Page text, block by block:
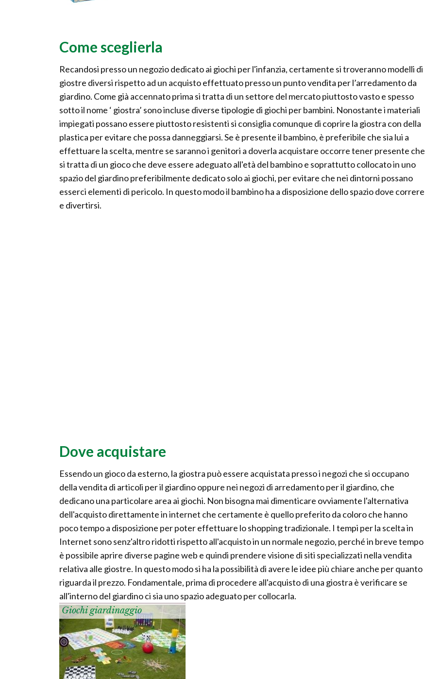
Come sceglierla
Recandosi presso un negozio dedicato ai giochi per l'infanzia, certamente si troveranno modelli di
giostre diversi rispetto ad un acquisto effettuato presso un punto vendita per l’arredamento da
giardino. Come già accennato prima si tratta di un settore del mercato piuttosto vasto e spesso
sotto il nome ‘ giostra’ sono incluse diverse tipologie di giochi per bambini. Nonostante i materiali
impiegati possano essere piuttosto resistenti si consiglia comunque di coprire la giostra con della
plastica per evitare che possa danneggiarsi. Se è presente il bambino, è preferibile che sia lui a
effettuare la scelta, mentre se saranno i genitori a doverla acquistare occorre tener presente che
si tratta di un gioco che deve essere adeguato all'età del bambino e soprattutto collocato in uno
spazio del giardino preferibilmente dedicato solo ai giochi, per evitare che nei dintorni possano
esserci elementi di pericolo. In questo modo il bambino ha a disposizione dello spazio dove correre
e divertirsi.
Dove acquistare
Essendo un gioco da esterno, la giostra può essere acquistata presso i negozi che si occupano
della vendita di articoli per il giardino oppure nei negozi di arredamento per il giardino, che
dedicano una particolare area ai giochi. Non bisogna mai dimenticare ovviamente l'alternativa
dell'acquisto direttamente in internet che certamente è quello preferito da coloro che hanno
poco tempo a disposizione per poter effettuare lo shopping tradizionale. I tempi per la scelta in
Internet sono senz'altro ridotti rispetto all'acquisto in un normale negozio, perché in breve tempo
è possibile aprire diverse pagine web e quindi prendere visione di siti specializzati nella vendita
relativa alle giostre. In questo modo si ha la possibilità di avere le idee più chiare anche per quanto
riguarda il prezzo. Fondamentale, prima di procedere all'acquisto di una giostra è verificare se
all'interno del giardino ci sia uno spazio adeguato per collocarla.
Giochi giardinaggio